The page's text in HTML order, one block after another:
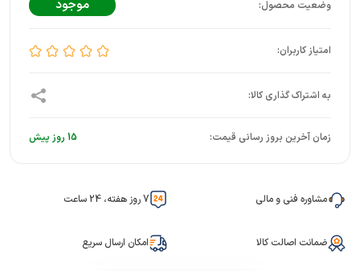
موجود
زمان آخرین بروز رسانی قیمت: 15 روز پیش
مشاوره فنی و مالی 7 روز هفته، 24 ساعت
ضمانت اصالت کالا امکان ارسال سریع